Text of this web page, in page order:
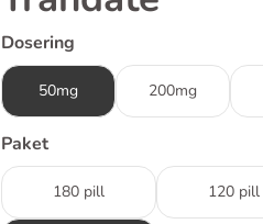
Dosering
50mg 200mg
Paket
180 pill 120 pill